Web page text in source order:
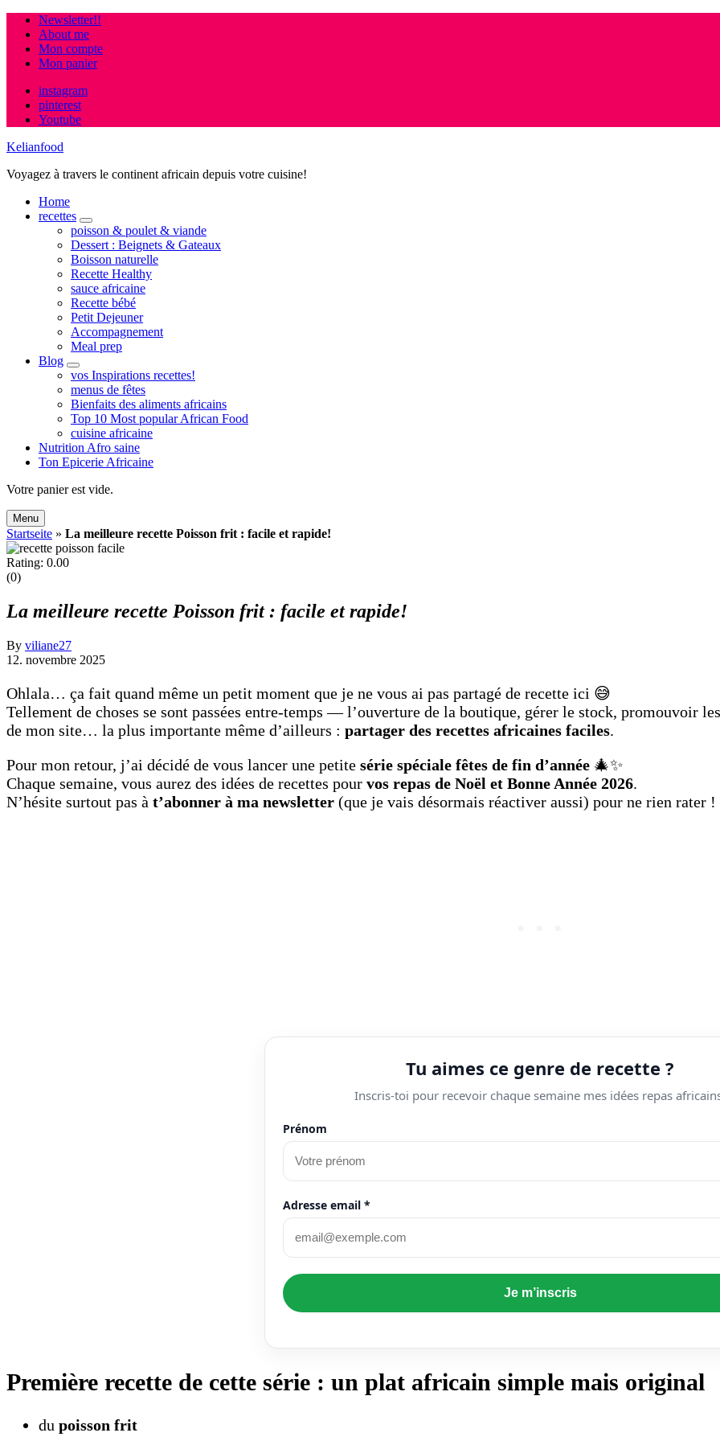
Newsletter!!
About me
Mon compte
Mon panier
instagram
pinterest
Youtube
Kelianfood
Voyagez à travers le continent africain depuis votre cuisine!
Home
recettes
expand
child
menu
poisson & poulet & viande
Dessert : Beignets & Gateaux
Boisson naturelle
Recette Healthy
sauce africaine
Recette bébé
Petit Dejeuner
Accompagnement
Meal prep
Blog
expand
child
menu
vos Inspirations recettes!
menus de fêtes
Bienfaits des aliments africains
Top 10 Most popular African Food
cuisine africaine
Nutrition Afro saine
Ton Epicerie Africaine
Search
Votre panier est vide.
Menu
Startseite » La meilleure recette Poisson frit : facile et rapide!
Rating: 0.00
(0)
La meilleure recette Poisson frit : facile et rapide!
By viliane27
12. novembre 2025
Ohlala… ça fait quand même un petit moment que je ne vous ai pas partagé de recette ici 😅
Tellement de choses se sont passées entre-temps — l’ouverture de la boutique, gérer le stock, promouvoir
de mon site… la plus importante même d’ailleurs : partager des recettes africaines faciles.
Pour mon retour, j’ai décidé de vous lancer une petite série spéciale fêtes de fin d’année 🎄✨
Chaque semaine, vous aurez des idées de recettes pour vos repas de Noël et Bonne Année 2026.
N’hésite surtout pas à t’abonner à ma newsletter (que je vais désormais réactiver aussi) pour ne rien rater !
Tu aimes ce genre de recette ?
Inscris-toi pour recevoir chaque semaine mes idées repas
Prénom
Adresse email *
Première recette de cette série : un plat africain simple mais original
du poisson frit